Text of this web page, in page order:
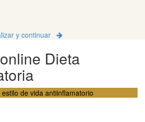
y continuar
Dieta
de vida antiinflamatorio